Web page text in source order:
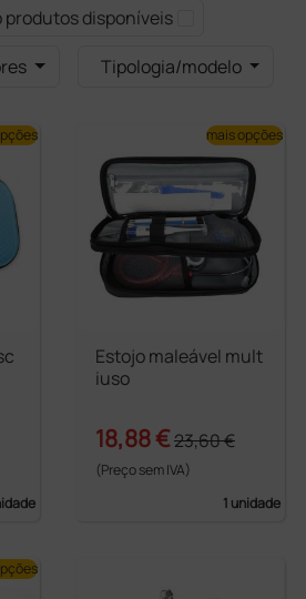
produtos disponíveis
Tipologia/modelo
Estojo maleável mult
iuso
18,88 €23,60 €
(Preço sem IVA)
1 unidade
mais opções